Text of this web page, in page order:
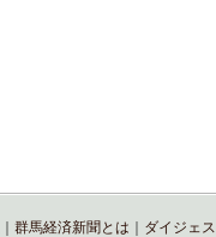
群馬経済新聞とは
ダイジェ